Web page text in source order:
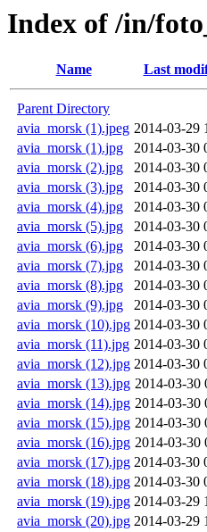
Index of /in/
Name Last
Parent Directory
avia_morsk (1).jpeg 2014-03-29
avia_morsk (1).jpg
2014-03-30
avia_morsk (2).jpg
2014-03-30
avia_morsk (3).jpg
2014-03-30
avia_morsk (4).jpg
2014-03-30
avia_morsk (5).jpg
2014-03-30
avia_morsk (6).jpg
2014-03-30
avia_morsk (7).jpg
2014-03-30
avia_morsk (8).jpg
2014-03-30
avia_morsk (9).jpg
2014-03-30
avia_morsk (10).jpg 2014-03-30
avia_morsk (11).jpg 2014-03-30
avia_morsk (12).jpg 2014-03-30
avia_morsk (13).jpg 2014-03-30
avia_morsk (14).jpg 2014-03-30
avia_morsk (15).jpg 2014-03-30
avia_morsk (16).jpg 2014-03-30
avia_morsk (17).jpg 2014-03-30
avia_morsk (18).jpg 2014-03-30
avia_morsk (19).jpg 2014-03-29
avia_morsk (20).jpg 2014-03-29